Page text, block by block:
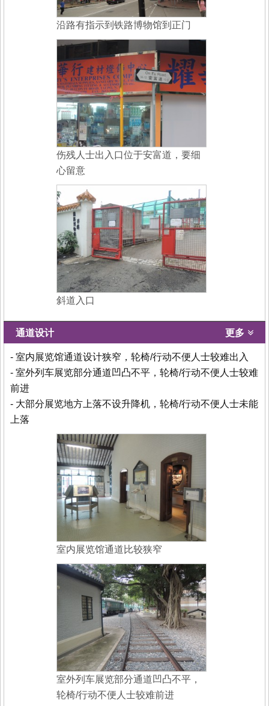
沿路有指示到铁路博物馆到正门
伤残人士出入口位于安富道，要细
心留意
斜道入口
通道设计 更多
- 室内展览馆通道设计狭窄，轮椅/行动不便人士较难出入
- 室外列车展览部分通道凹凸不平，轮椅/行动不便人士较难
前进
- 大部分展览地方上落不设升降机，轮椅/行动不便人士未能
上落
室内展览馆通道比较狭窄
室外列车展览部分通道凹凸不平，
轮椅/行动不便人士较难前进